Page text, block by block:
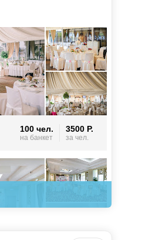
100 чел.
на банкет
3500 Р.
за чел.